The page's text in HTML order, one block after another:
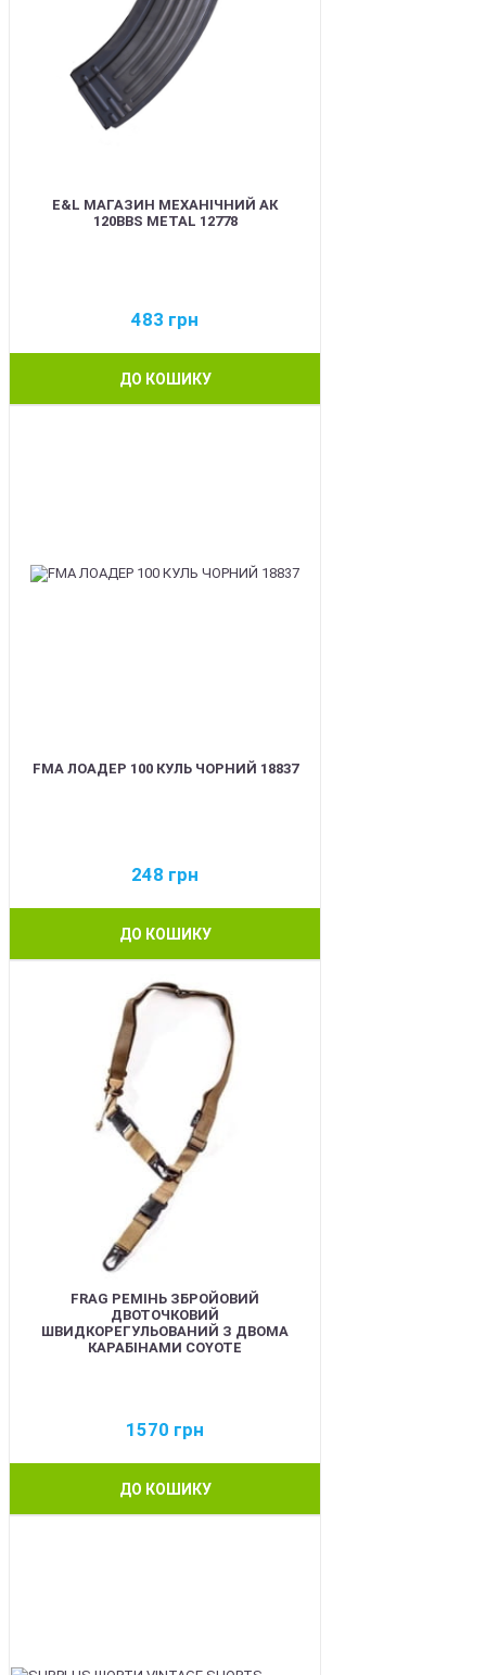
E&L МАГАЗИН МЕХАНІЧНИЙ АК
120BBS METAL 12778
483 грн
ДО КОШИКУ
FMA ЛОАДЕР 100 КУЛЬ ЧОРНИЙ 18837
248 грн
ДО КОШИКУ
FRAG РЕМІНЬ ЗБРОЙОВИЙ
ДВОТОЧКОВИЙ
ШВИДКОРЕГУЛЬОВАНИЙ З ДВОМА
КАРАБІНАМИ COYOTE
1570 грн
ДО КОШИКУ